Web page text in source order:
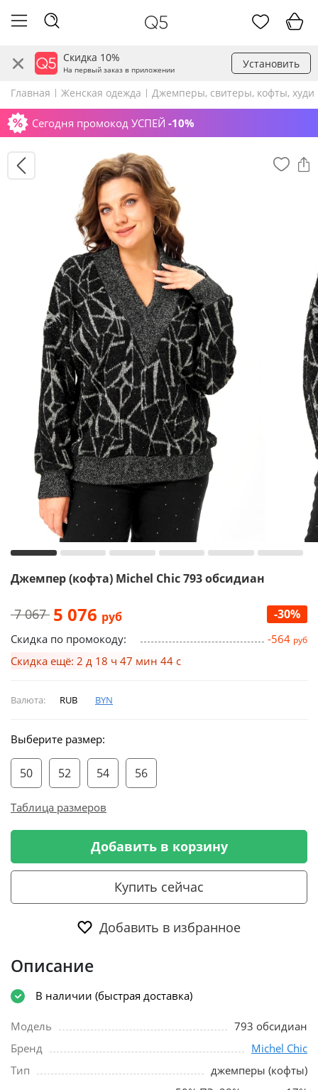
Скидка 10%
На первый заказ в приложении Установить
Главная Женская одежда Джемперы, свитеры, кофты, худи
Сегодня промокод УСПЕЙ -10%
Джемпер (кофта) Michel Chic 793 обсидиан
7 067 5 076 руб -30%
Скидка по промокоду: -564 руб
Скидка ещё: 2 д 18 ч 47 мин 43 с
Валюта: RUB BYN
Выберите размер:
50 52 54 56
Таблица размеров
Добавить в корзину
Купить сейчас
Добавить в избранное
Описание
В наличии (быстрая доставка)
Модель
793 обсидиан
Бренд
Michel Chic
Тип
джемперы (кофты)